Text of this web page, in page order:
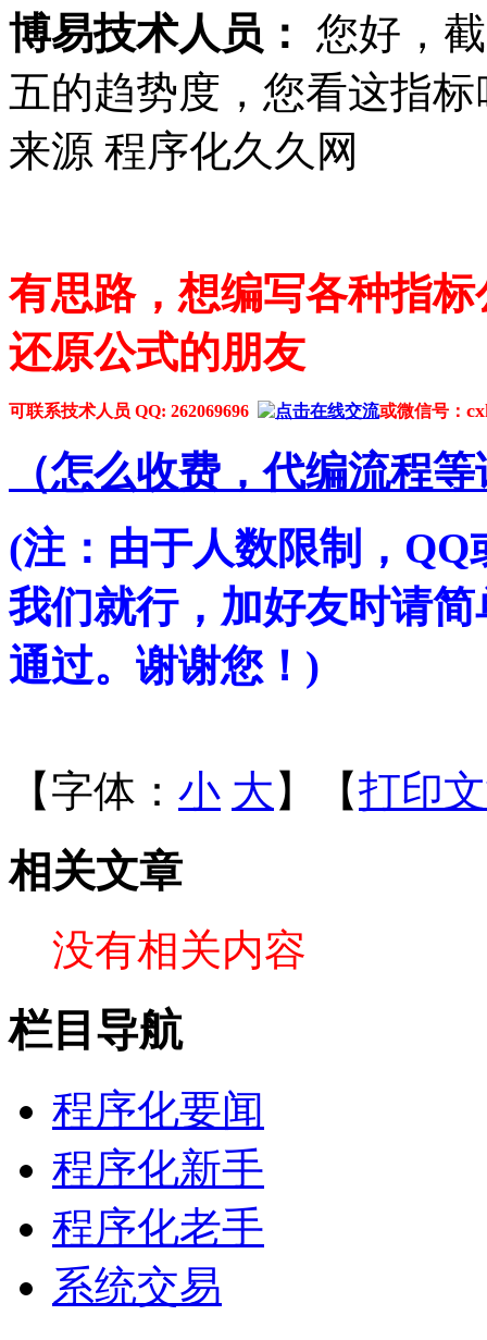
博易技术人员：
您好，
五的趋势度，您看这指
来源 程序化久久网
有思路，想编写各种指
还原公式的朋友
可联系技术人员 QQ: 262069696 或微信号：
（怎么收费，代编流程
(注：由于人数限制，
我们就行，加好友时请
通过。谢谢您！)
【字体： 小 大 】【打印
相关文章
没有相关内容
栏目导航
程序化要闻
程序化新手
程序化老手
系统交易